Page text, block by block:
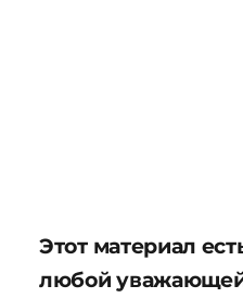
Этот материал
любой